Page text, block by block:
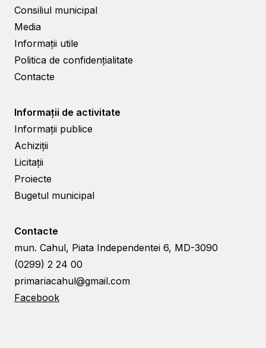
Consiliul municipal
Media
Informații utile
Politica de confidențialitate
Contacte
Informații de activitate
Informații publice
Achiziții
Licitații
Proiecte
Bugetul municipal
Contacte
mun. Cahul, Piata Independentei 6, MD-3090
(0299) 2 24 00
primariacahul@gmail.com
Facebook